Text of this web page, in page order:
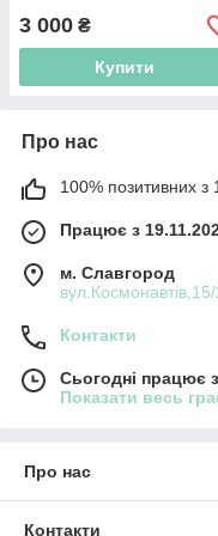
3 000 ₴
Купити
Про нас
100% позитивних з
Працює з
м. Славгород
Контакти
Сьогодні працює
Показати весь
Про нас
Контакти